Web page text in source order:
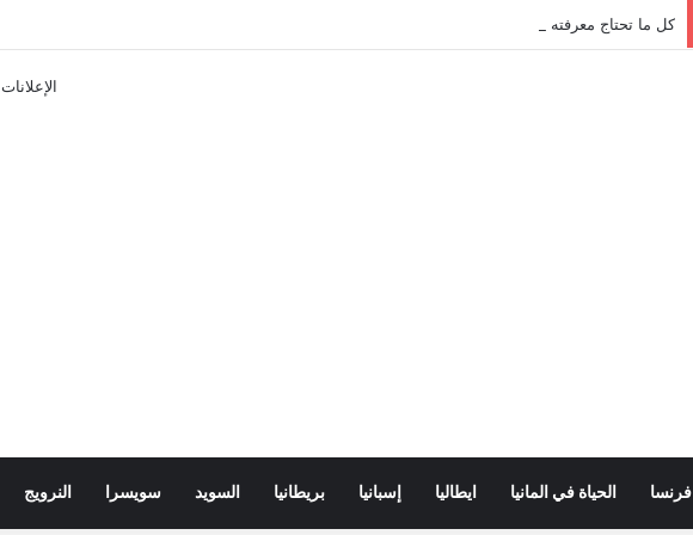
كل ما تحتاج معرفته عن تذاكر ووسائل النقل في باريس 2025
الإعلانات
فرنسا الحياة في المانيا ايطاليا إسبانيا بريطانيا السويد سويسرا النرويج